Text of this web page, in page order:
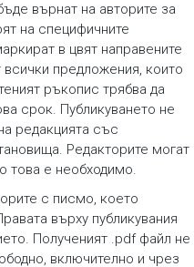
върнат на авторите за
на специфичните
в цвят направените
предложения, които
ръкопис трябва да
срок. Публикуването не
редакцията със
Редакторите могат
това е необходимо.
с писмо, което
върху публикувания
Полученият .pdf файл не
включително и чрез